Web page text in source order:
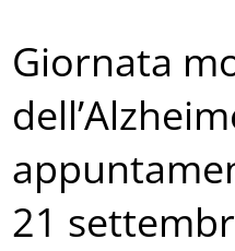
Giornata
21